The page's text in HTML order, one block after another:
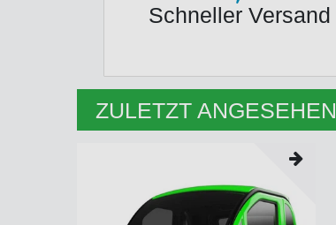
Schneller Versand
ZULETZT ANGESEHEN